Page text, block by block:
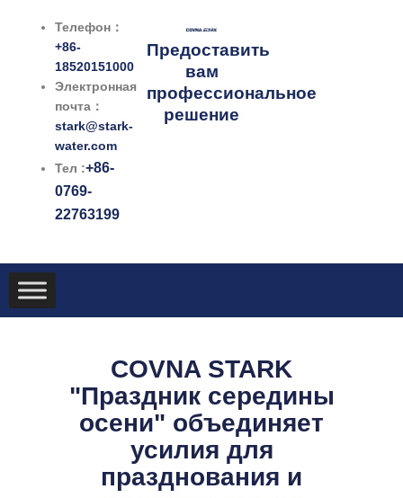
Телефон：
+86-
18520151000
Электронная
почта：
stark@stark-
water.com
Тел :+86-
0769-
22763199
Предоставить
вам
профессиональное
решение
COVNA STARK
"Праздник середины
осени" объединяет
усилия для
празднования и